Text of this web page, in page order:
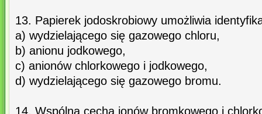
13. Papierek jodoskrobiowy umożliwia
a) wydzielającego się gazowego chloru,
b) anionu jodkowego,
c) anionów chlorkowego i jodkowego,
d) wydzielającego się gazowego bromu.
14. Wspólną cechą jonów bromkowego i